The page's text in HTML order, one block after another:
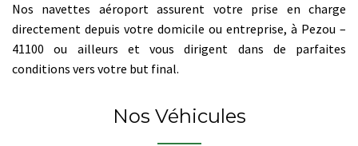
Nos navettes aéroport assurent votre prise en charge
directement depuis votre domicile ou entreprise, à Pezou –
41100 ou ailleurs et vous dirigent dans de parfaites
conditions vers votre but final.
Nos Véhicules